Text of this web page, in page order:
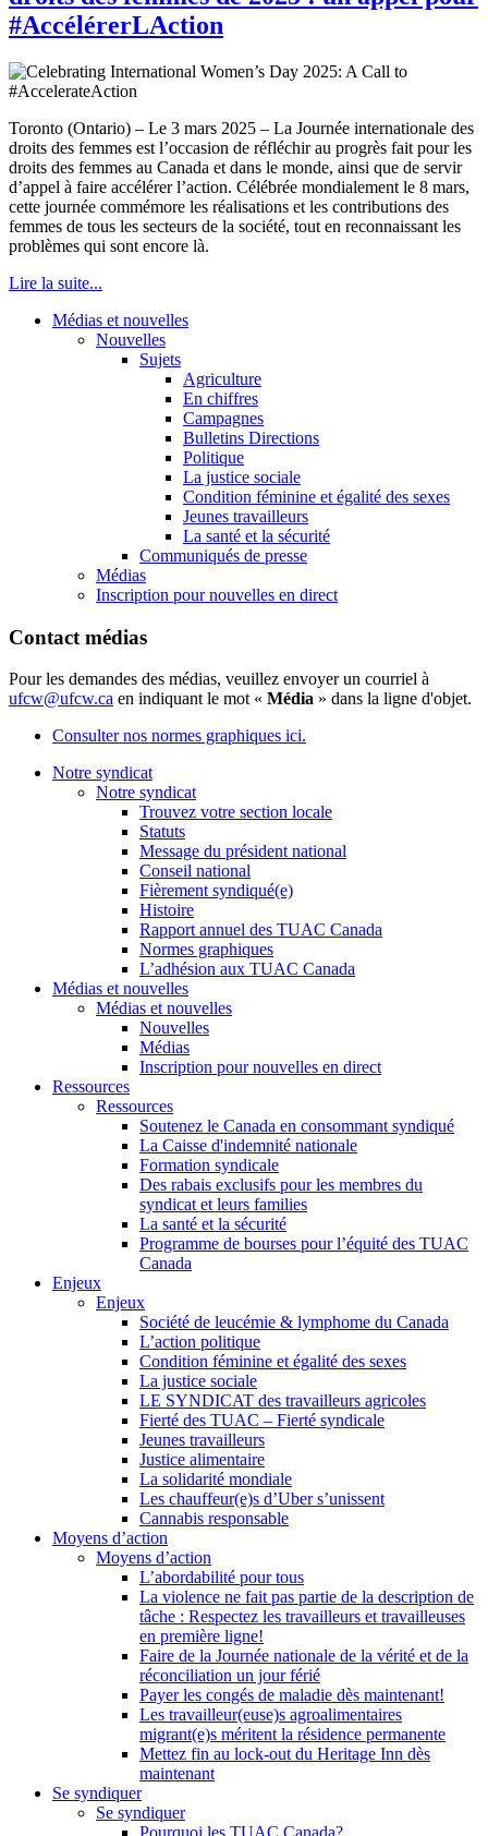
#AccélérerLAction
Toronto (Ontario) – Le 3 mars 2025 – La Journée internationale des
droits des femmes est l’occasion de réfléchir au progrès fait pour les
droits des femmes au Canada et dans le monde, ainsi que de servir
d’appel à faire accélérer l’action. Célébrée mondialement le 8 mars,
cette journée commémore les réalisations et les contributions des
femmes de tous les secteurs de la société, tout en reconnaissant les
problèmes qui sont encore là.
Lire la suite...
Médias et nouvelles
Nouvelles
Sujets
Agriculture
En chiffres
Campagnes
Bulletins Directions
Politique
La justice sociale
Condition féminine et égalité des sexes
Jeunes travailleurs
La santé et la sécurité
Communiqués de presse
Médias
Inscription pour nouvelles en direct
Contact médias
Pour les demandes des médias, veuillez envoyer un courriel à
ufcw@ufcw.ca en indiquant le mot « Média » dans la ligne d'objet.
Consulter nos normes graphiques ici.
Notre syndicat
Notre syndicat
Trouvez votre section locale
Statuts
Message du président national
Conseil national
Fièrement syndiqué(e)
Histoire
Rapport annuel des TUAC Canada
Normes graphiques
L’adhésion aux TUAC Canada
Médias et nouvelles
Médias et nouvelles
Nouvelles
Médias
Inscription pour nouvelles en direct
Ressources
Ressources
Soutenez le Canada en consommant syndiqué
La Caisse d'indemnité nationale
Formation syndicale
Des rabais exclusifs pour les membres du
syndicat et leurs families
La santé et la sécurité
Programme de bourses pour l’équité des TUAC
Canada
Enjeux
Enjeux
Société de leucémie & lymphome du Canada
L’action politique
Condition féminine et égalité des sexes
La justice sociale
LE SYNDICAT des travailleurs agricoles
Fierté des TUAC – Fierté syndicale
Jeunes travailleurs
Justice alimentaire
La solidarité mondiale
Les chauffeur(e)s d’Uber s’unissent
Cannabis responsable
Moyens d’action
Moyens d’action
L’abordabilité pour tous
La violence ne fait pas partie de la description de
tâche : Respectez les travailleurs et travailleuses
en première ligne!
Faire de la Journée nationale de la vérité et de la
réconciliation un jour férié
Payer les congés de maladie dès maintenant!
Les travailleur(euse)s agroalimentaires
migrant(e)s méritent la résidence permanente
Mettez fin au lock-out du Heritage Inn dès
maintenant
Se syndiquer
Se syndiquer